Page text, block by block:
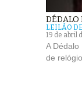
DÉDALO
LEILÃO
19 de abril
A Dédalo
de